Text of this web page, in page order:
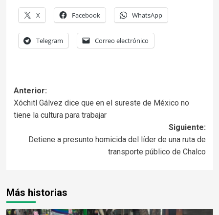
X Facebook WhatsApp
Telegram Correo electrónico
Anterior:
Xóchitl Gálvez dice que en el sureste de México no
tiene la cultura para trabajar
Siguiente:
Detiene a presunto homicida del líder de una ruta de
transporte público de Chalco
Más historias